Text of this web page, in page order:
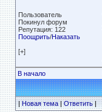
Пользователь
Покинул форум
Репутация: 122
Поощрить/Наказать
[+]
В начало
|Новая тема|Ответить|